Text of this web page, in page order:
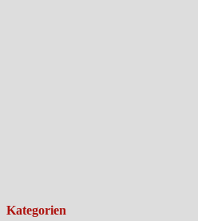
Kategorien